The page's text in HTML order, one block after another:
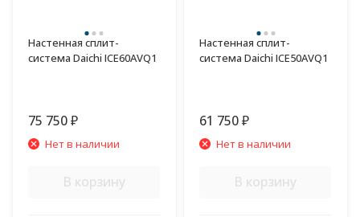
Настенная сплит-
система Daichi ICE60AVQ1
75 750 ₽
Нет в наличии
В корзину
Настенная сплит-
система Daichi ICE50AVQ1
61 750 ₽
Нет в наличии
В корзину